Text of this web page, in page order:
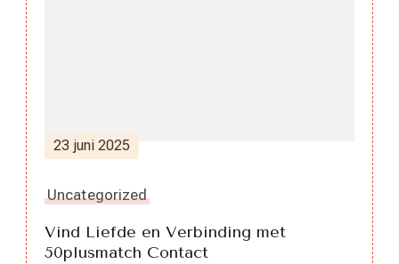
23 juni 2025
Uncategorized
Vind Liefde en Verbinding met
50plusmatch Contact